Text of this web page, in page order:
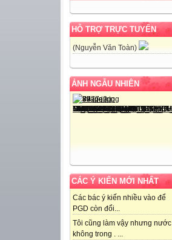
HỖ TRỢ TRỰC TUYẾN
(Nguyễn Văn Toàn)
ẢNH NGẪU NHIÊN
CÁC Ý KIẾN MỚI NHẤT
Các bác ý kiến nhiều vào để
PGD còn đổi...
Tôi cũng làm vậy nhưng nước
không trong . ...